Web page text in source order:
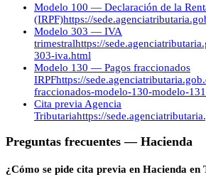
Modelo 100 — Declaración de la
(IRPF)https://
Modelo 303 — IVA
trimestralhttps://
303-iva.html
Modelo 130 — Pagos fraccionados
IRPFhttps://
fraccionados-modelo-130-modelo-
Cita previa Agencia
Tributariahttps://
Preguntas frecuentes — Hacienda
¿Cómo se pide cita previa en Hacienda en